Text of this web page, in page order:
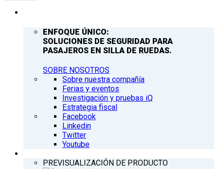
ENFOQUE ÚNICO:
SOLUCIONES DE SEGURIDAD PARA
PASAJEROS EN SILLA DE RUEDAS.
SOBRE NOSOTROS
Sobre nuestra compañía
Ferias y eventos
Investigación y pruebas iQ
Estrategia fiscal
Facebook
Linkedin
Twitter
Youtube
PREVISUALIZACIÓN DE PRODUCTO